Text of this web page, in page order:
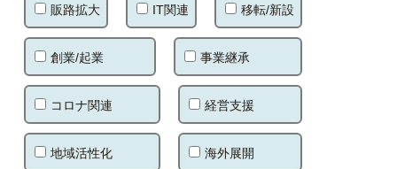
販路拡大 IT関連 移転/新設
創業/起業 事業継承
コロナ関連 経営支援
地域活性化 海外展開